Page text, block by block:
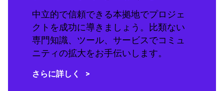
中立的で信頼できる本拠地でプロジェ
クトを成功に導きましょう。比類ない
専門知識、ツール、サービスでコミュ
ニティの拡大をお手伝いします。
さらに詳しく